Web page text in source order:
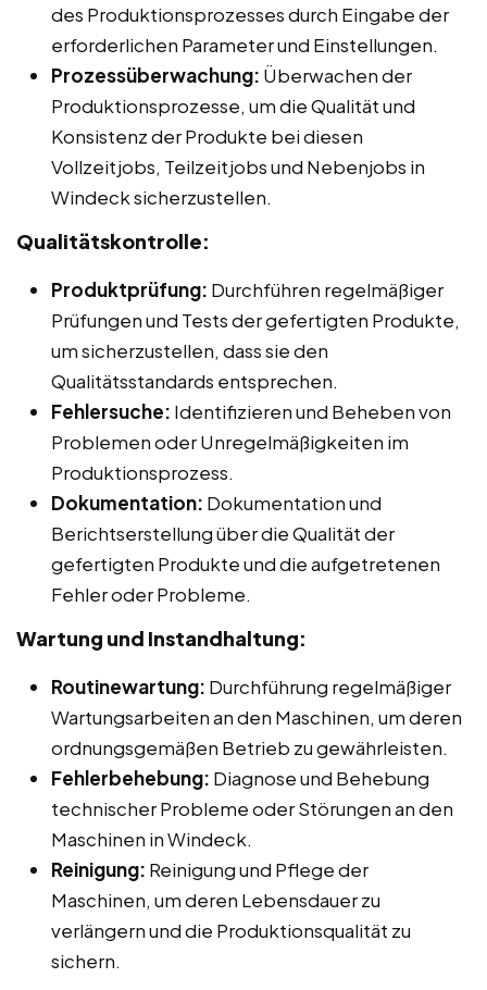
des Produktionsprozesses durch Eingabe der
erforderlichen Parameter und Einstellungen.
Prozessüberwachung: Überwachen der
Produktionsprozesse, um die Qualität und
Konsistenz der Produkte bei diesen
Vollzeitjobs, Teilzeitjobs und Nebenjobs in
Windeck sicherzustellen.
Qualitätskontrolle:
Produktprüfung: Durchführen regelmäßiger
Prüfungen und Tests der gefertigten Produkte,
um sicherzustellen, dass sie den
Qualitätsstandards entsprechen.
Fehlersuche: Identifizieren und Beheben von
Problemen oder Unregelmäßigkeiten im
Produktionsprozess.
Dokumentation: Dokumentation und
Berichtserstellung über die Qualität der
gefertigten Produkte und die aufgetretenen
Fehler oder Probleme.
Wartung und Instandhaltung:
Routinewartung: Durchführung regelmäßiger
Wartungsarbeiten an den Maschinen, um deren
ordnungsgemäßen Betrieb zu gewährleisten.
Fehlerbehebung: Diagnose und Behebung
technischer Probleme oder Störungen an den
Maschinen in Windeck.
Reinigung: Reinigung und Pflege der
Maschinen, um deren Lebensdauer zu
verlängern und die Produktionsqualität zu
sichern.